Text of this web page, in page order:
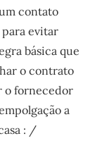
contato
evitar
básica que
o contrato
o fornecedor
a
: /